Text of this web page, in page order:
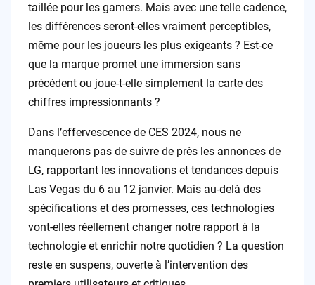
taillée pour les gamers. Mais avec une telle cadence,
les différences seront-elles vraiment perceptibles,
même pour les joueurs les plus exigeants ? Est-ce
que la marque promet une immersion sans
précédent ou joue-t-elle simplement la carte des
chiffres impressionnants ?
Dans l’effervescence de CES 2024, nous ne
manquerons pas de suivre de près les annonces de
LG, rapportant les innovations et tendances depuis
Las Vegas du 6 au 12 janvier. Mais au-delà des
spécifications et des promesses, ces technologies
vont-elles réellement changer notre rapport à la
technologie et enrichir notre quotidien ? La question
reste en suspens, ouverte à l’intervention des